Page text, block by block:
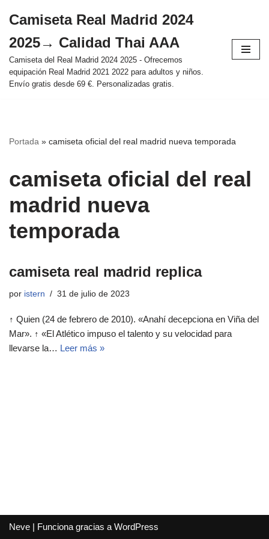
al
contenido
Camiseta Real Madrid 2024
2025→ Calidad Thai AAA
Camiseta del Real Madrid 2024 2025 - Ofrecemos
equipación Real Madrid 2021 2022 para adultos y niños.
Envío gratis desde 69 €. Personalizadas gratis.
Portada » camiseta oficial del real madrid nueva temporada
camiseta oficial del real
madrid nueva
temporada
camiseta real madrid replica
por istern 31 de julio de 2023
↑ Quien (24 de febrero de 2010). «Anahí decepciona en Viña del
Mar». ↑ «El Atlético impuso el talento y su velocidad para
llevarse la… Leer más »
Neve | Funciona gracias a WordPress